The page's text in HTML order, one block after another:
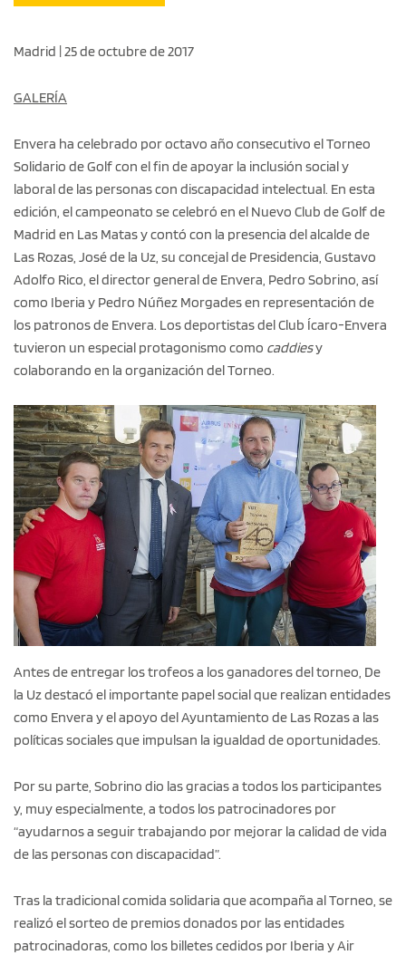
Madrid | 25 de octubre de 2017
GALERÍA
Envera ha celebrado por octavo año consecutivo el Torneo
Solidario de Golf con el fin de apoyar la inclusión social y
laboral de las personas con discapacidad intelectual. En esta
edición, el campeonato se celebró en el Nuevo Club de Golf de
Madrid en Las Matas y contó con la presencia del alcalde de
Las Rozas, José de la Uz, su concejal de Presidencia, Gustavo
Adolfo Rico, el director general de Envera, Pedro Sobrino, así
como Iberia y Pedro Núñez Morgades en representación de
los patronos de Envera. Los deportistas del Club Ícaro-Envera
tuvieron un especial protagonismo como caddiesy
colaborando en la organización del Torneo.
Antes de entregar los trofeos a los ganadores del torneo, De
la Uz destacó el importante papel social que realizan entidades
como Envera y el apoyo del Ayuntamiento de Las Rozas a las
políticas sociales que impulsan la igualdad de oportunidades.
Por su parte, Sobrino dio las gracias a todos los participantes
y, muy especialmente, a todos los patrocinadores por
“ayudarnos a seguir trabajando por mejorar la calidad de vida
de las personas con discapacidad”.
Tras la tradicional comida solidaria que acompaña al Torneo, se
realizó el sorteo de premios donados por las entidades
patrocinadoras, como los billetes cedidos por Iberia y Air